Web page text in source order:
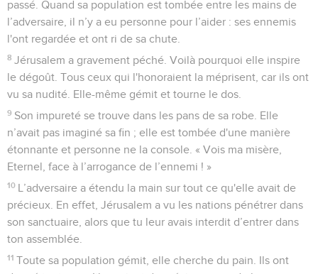
saveur ; ils n'ont pas dévoilé ta faute afin de changer ton sort.
Ils t'ont communiqué des messages mensongers et
trompeurs.
15 Tous les passants applaudissent en te voyant. Ils sifflent,
ils secouent leur tête au sujet de la fille de Jérusalem : « Est-
ce bien la ville que l’on présentait comme une beauté
parfaite, la joie de toute la terre ? »
16
Tous tes ennemis ouvrent la bouche contre toi, ils sifflent,
ils grincent des dents. Ils disent : « Nous l'avons engloutie !
C'est bien le jour que nous attendions. Nous l'avons atteint,
nous le voyons ! »
17 L'Eternel a mis en œuvre ce qu'il avait décidé. Il a accompli
sa parole, celle qu'il avait depuis longtemps ordonnée. Il a
démoli sans pitié, il a fait de toi la joie de l'ennemi, il a relevé
la force de tes adversaires.